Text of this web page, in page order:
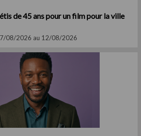
de 45 ans pour un film pour la ville
08/2026 au 12/08/2026